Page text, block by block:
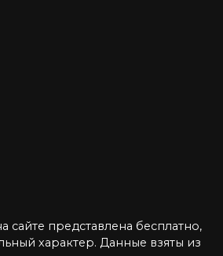
сайте представлена бесплатно,
характер. Данные взяты из